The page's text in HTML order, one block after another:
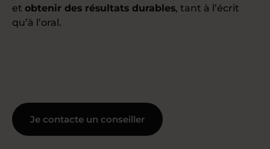
et obtenir des résultats durables, tant à l’écrit
qu’à l’oral.
Je contacte un conseiller